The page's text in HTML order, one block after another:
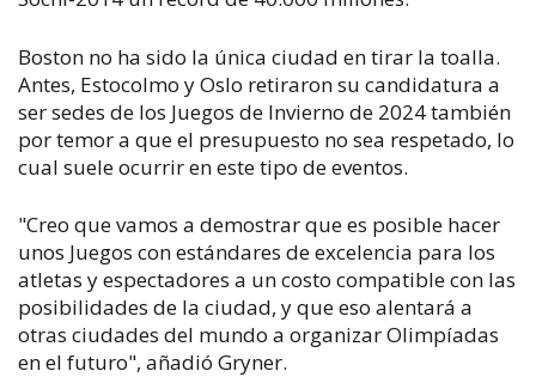
Boston no ha sido la única ciudad en tirar la toalla.
Antes, Estocolmo y Oslo retiraron su candidatura a
ser sedes de los Juegos de Invierno de 2024 también
por temor a que el presupuesto no sea respetado, lo
cual suele ocurrir en este tipo de eventos.
"Creo que vamos a demostrar que es posible hacer
unos Juegos con estándares de excelencia para los
atletas y espectadores a un costo compatible con las
posibilidades de la ciudad, y que eso alentará a
otras ciudades del mundo a organizar Olimpíadas
en el futuro", añadió Gryner.